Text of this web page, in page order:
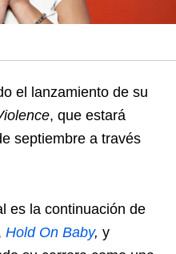
el lanzamiento de su
, que estará
septiembre a través
es la continuación de
Hold On Baby, y